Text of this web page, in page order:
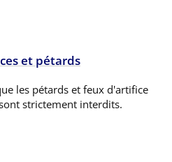
et pétards
les pétards et feux d'artifice
strictement interdits.